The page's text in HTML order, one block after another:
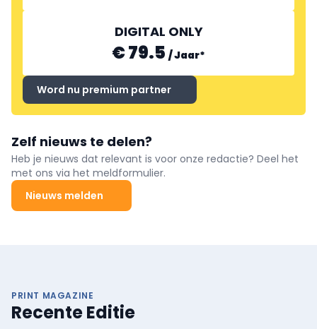
DIGITAL ONLY
€ 79.5 /Jaar*
Word nu premium partner
Zelf nieuws te delen?
Heb je nieuws dat relevant is voor onze redactie? Deel het
met ons via het meldformulier.
Nieuws melden
PRINT MAGAZINE
Recente Editie